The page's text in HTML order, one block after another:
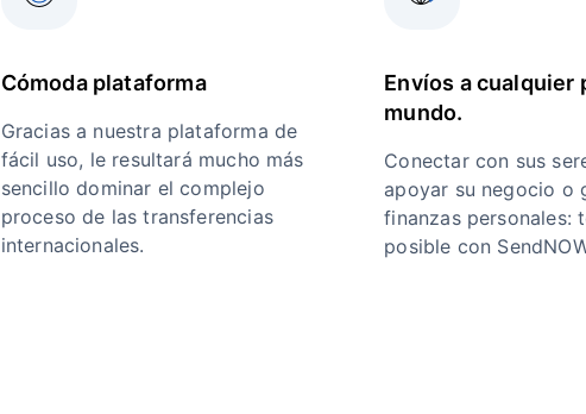
Cómoda plataforma
Gracias a nuestra plataforma de
fácil uso, le resultará mucho más
sencillo dominar el complejo
proceso de las transferencias
internacionales.
Envíos a cualquier
mundo.
Conectar con sus
apoyar su negocio o
finanzas personales:
posible con